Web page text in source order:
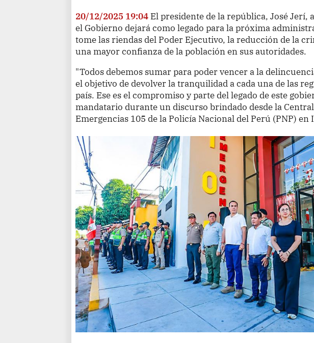
20/12/2025 19:04 El presidente de la república, José Jerí,
el Gobierno dejará como legado para la próxima
tome las riendas del Poder Ejecutivo, la reducción de la
una mayor confianza de la población en sus autoridades.
"Todos debemos sumar para poder vencer a la
el objetivo de devolver la tranquilidad a cada una de las
país. Ese es el compromiso y parte del legado de este
mandatario durante un discurso brindado desde la
Emergencias 105 de la Policía Nacional del Perú (PNP) en